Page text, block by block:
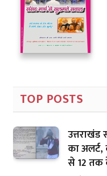
TOP POSTS
का
से 12 तक